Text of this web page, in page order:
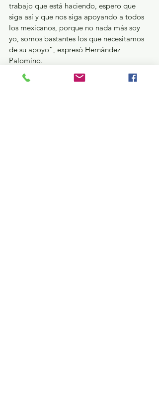
trabajo que está haciendo, espero que
siga así y que nos siga apoyando a todos
los mexicanos, porque no nada más soy
yo, somos bastantes los que necesitamos
de su apoyo”, expresó Hernández
Palomino.
La Maestra Delfina Gómez estuvo